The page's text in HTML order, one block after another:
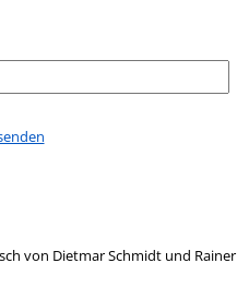
von Dietmar Schmidt und Rainer